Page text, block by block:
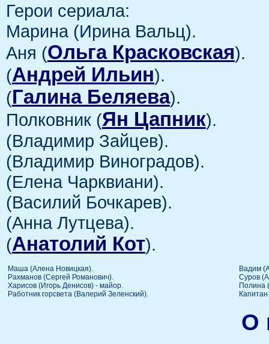
Герои сериала:
Марина (Ирина Вальц).
Аня (Ольга Красковская).
(Андрей Ильин).
(Галина Беляева).
Полковник (Ян Цапник).
(Владимир Зайцев).
(Владимир Виноградов).
(Елена Чарквиани).
(Василий Бочкарев).
(Анна Лутцева).
(Анатолий Кот).
Маша (Алена Новицкая).
Рахманов (Сергей Романович).
Харисов (Игорь Денисов) - майор.
Работник горсвета (Валерий Зеленский).
Вадим
Суров
Полина
О